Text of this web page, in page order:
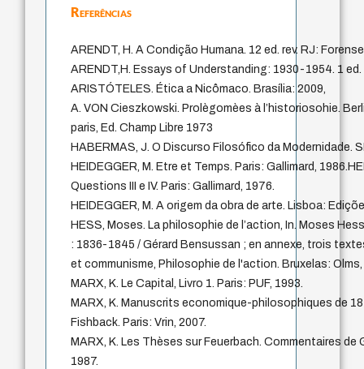
Referências
ARENDT, H. A Condição Humana. 12 ed. rev. RJ:
ARENDT,H. Essays of Understanding: 1930-1954. 1 ed.
ARISTÓTELES. Ética a Nicômaco. Brasília: 2009,
A. VON Cieszkowski. Prolègomèes à l’historiosohie.
paris, Ed. Champ Libre 1973
HABERMAS, J. O Discurso Filosófico da Modernidade.
HEIDEGGER, M. Etre et Temps. Paris: Gallimard,
Questions III e IV. Paris: Gallimard, 1976.
HEIDEGGER, M. A origem da obra de arte. Lisboa:
HESS, Moses. La philosophie de l’action, In. Moses
: 1836-1845 / Gérard Bensussan ; en annexe, trois
et communisme, Philosophie de l'action. Bruxelas: Olms,
MARX, K. Le Capital, Livro 1. Paris: PUF, 1993.
MARX, K. Manuscrits economique-philosophiques de
Fishback. Paris: Vrin, 2007.
MARX, K. Les Thèses sur Feuerbach. Commentaires de
1987.